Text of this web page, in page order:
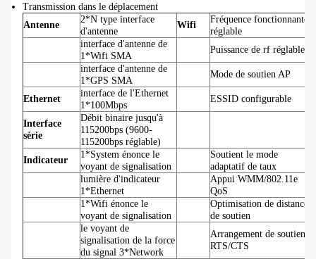
Transmission dans le déplacement
Antenne
2*N type interface
d'antenne
Wifi
Fréquence fonctionnante
réglable
interface d'antenne de
1*Wifi SMA
Puissance de rf réglable
interface d'antenne de
1*GPS SMA
Mode de soutien AP
Ethernet
interface de l'Ethernet
1*100Mbps
ESSID configurable
Interface
série
Débit binaire jusqu'à
115200bps (9600-
115200bps réglable)
Indicateur
1*System énonce le
voyant de signalisation
Soutient le mode
adaptatif de taux
lumière d'indicateur
1*Ethernet
Appui WMM/802.11e
QoS
1*Wifi énonce le
voyant de signalisation
Optimisation de distance
de soutien
le voyant de
signalisation de la force
du signal 3*Network
Arrangement de soutien
RTS/CTS